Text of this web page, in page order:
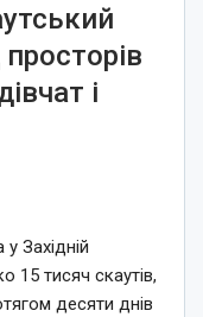
і
Західній
15 тисяч скаутів,
десяти днів